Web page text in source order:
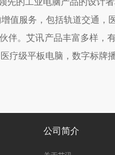
值服务，包括轨道交通，
伴。艾讯产品丰富多样，
疗级平板电脑，数字标牌
公司简介